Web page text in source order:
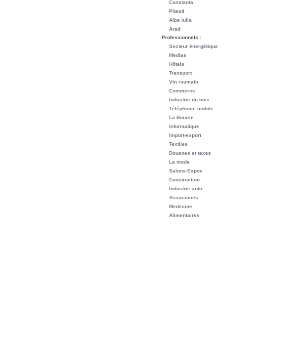
Constanta
Pitesti
Alba Iulia
Arad
Professionnels :
Secteur énergétique
Medias
Hôtels
Transport
Vin roumain
Commerce
Industrie du bois
Téléphonie mobile
La Bourse
Informatique
Import-export
Textiles
Douanes et taxes
La mode
Salons-Expos
Construction
Industrie auto
Assurances
Medecine
Alimentaires